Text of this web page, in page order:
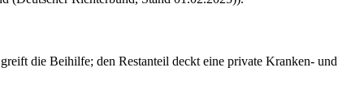
die Beihilfe; den Restanteil deckt eine private Kranken- und